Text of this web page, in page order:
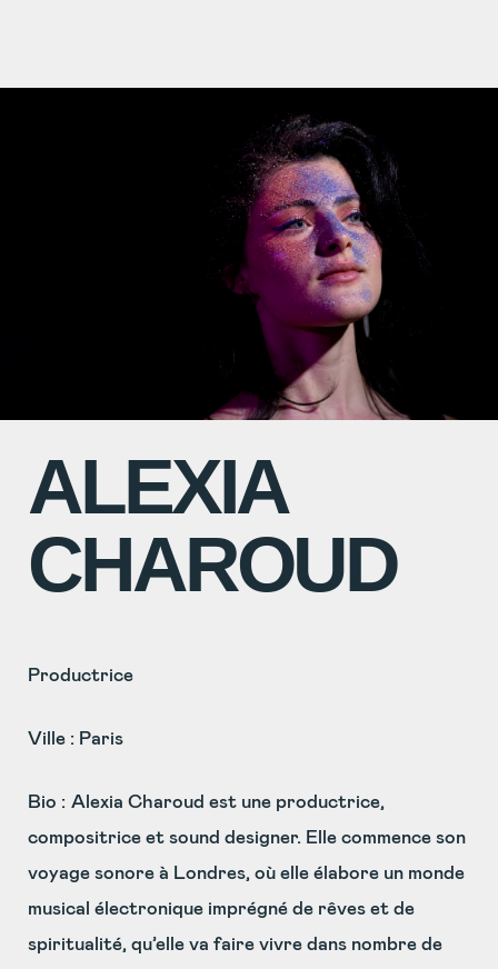
ALEXIA
CHAROUD
Productrice
Ville : Paris
Bio : Alexia Charoud est une productrice,
compositrice et sound designer. Elle commence son
voyage sonore à Londres, où elle élabore un monde
musical électronique imprégné de rêves et de
spiritualité, qu’elle va faire vivre dans nombre de